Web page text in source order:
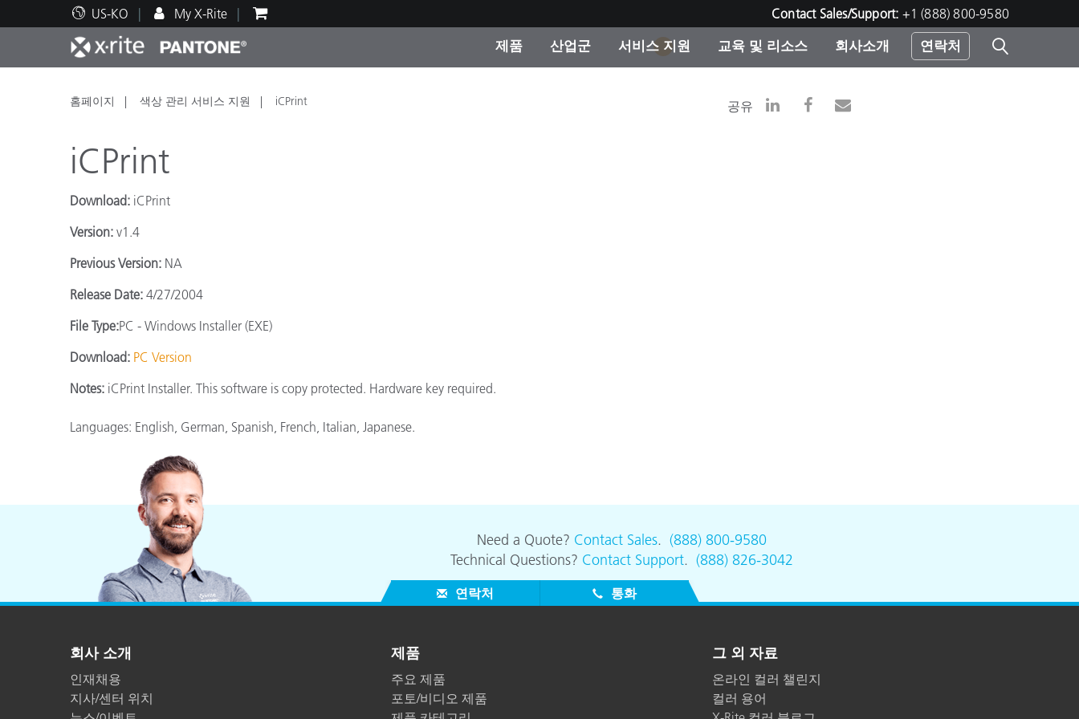
US-KO My X-Rite Contact Sales/Support: +1 (888) 800-9580
제품
주요 제품
산업군
인쇄 및 패키징
자동차
플라스틱
OEM 디스플레이 및 프린터
서비스 지원
기술 지원
교육 및 리소스
교육 리소스
회사소개 연락처
1
홈페이지 색상 관리 서비스 지원 iCPrint 공유
iCPrint
Download: iCPrint
Version: v1.4
Previous Version: NA
Release Date: 4/27/2004
File Type:PC - Windows Installer (EXE)
Download: PC Version
Notes: iCPrint Installer. This software is copy protected. Hardware key required.
Languages: English, German, Spanish, French, Italian, Japanese.
Need a Quote? Contact Sales. (888) 800-9580
Technical Questions? Contact Support. (888) 826-3042
연락처 통화
회사 소개
인재채용
지사/센터 위치
제품
주요 제품
포토/비디오 제품
그 외 자료
온라인 컬러 챌린지
컬러 용어